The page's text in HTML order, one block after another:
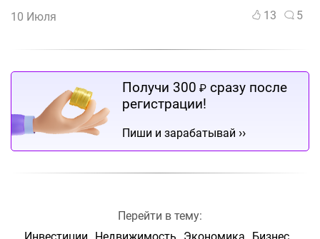
10 Июля 13 5
Получи 300 ₽ сразу после
регистрации!
Пиши и зарабатывай ››
Перейти в тему: